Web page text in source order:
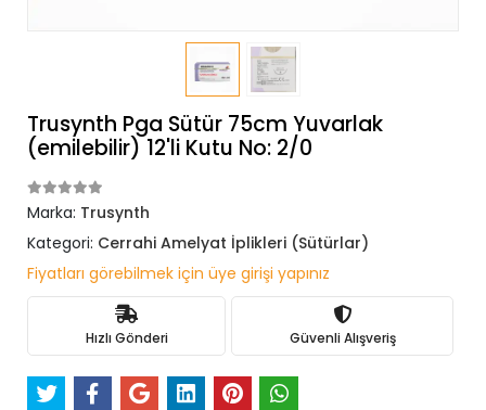
Trusynth Pga Sütür 75cm Yuvarlak
(emilebilir) 12'li Kutu No: 2/0
Marka: Trusynth
Kategori: Cerrahi Amelyat İplikleri (Sütürlar)
Fiyatları görebilmek için üye girişi yapınız
Hızlı Gönderi Güvenli Alışveriş